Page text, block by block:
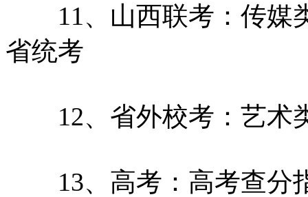
11、山西联考：传媒
省统考
12、省外校考：艺术
13、高考：高考查分